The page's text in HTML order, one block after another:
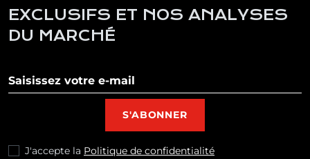
EXCLUSIFS ET NOS ANALYSES
DU MARCHÉ
S'abonner à notre newsletter
S'ABONNER
J'accepte la Politique de confidentialité